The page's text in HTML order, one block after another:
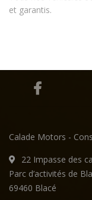
et garantis.
Calade Motors -
22 Impasse des
Parc d’activités de
69460 Blacé